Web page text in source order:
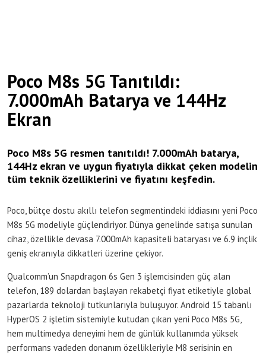
Poco M8s 5G Tanıtıldı:
7.000mAh Batarya ve 144Hz
Ekran
Poco M8s 5G resmen tanıtıldı! 7.000mAh batarya,
144Hz ekran ve uygun fiyatıyla dikkat çeken modelin
tüm teknik özelliklerini ve fiyatını keşfedin.
Poco, bütçe dostu akıllı telefon segmentindeki iddiasını yeni Poco
M8s 5G modeliyle güçlendiriyor. Dünya genelinde satışa sunulan
cihaz, özellikle devasa 7.000mAh kapasiteli bataryası ve 6.9 inçlik
geniş ekranıyla dikkatleri üzerine çekiyor.
Qualcomm’un Snapdragon 6s Gen 3 işlemcisinden güç alan
telefon, 189 dolardan başlayan rekabetçi fiyat etiketiyle global
pazarlarda teknoloji tutkunlarıyla buluşuyor. Android 15 tabanlı
HyperOS 2 işletim sistemiyle kutudan çıkan yeni Poco M8s 5G,
hem multimedya deneyimi hem de günlük kullanımda yüksek
performans vadeden donanım özellikleriyle M8 serisinin en